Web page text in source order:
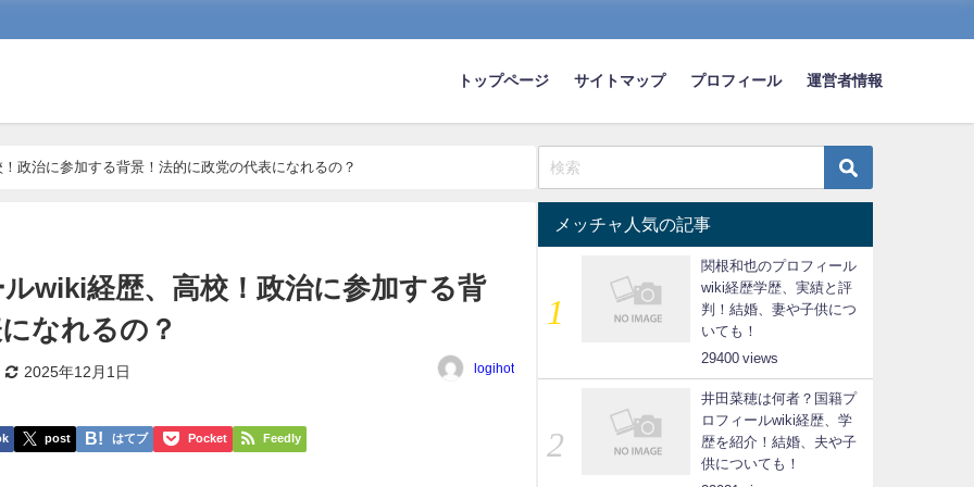
トップページ サイトマップ プロフィール 運営者情報
政治に参加する背景！法的に政党の代表になれるの？
wiki経歴、高校！政治に参加する背
なれるの？
2025年12月1日 logihot
post はてブ Pocket Feedly
メッチャ人気の記事
関根和也のプロフィール
wiki経歴学歴、実績と評
判！結婚、妻や子供につ
いても！
29400
井田菜穂は何者？国籍プ
ロフィールwiki経歴、学
歴を紹介！結婚、夫や子
供についても！